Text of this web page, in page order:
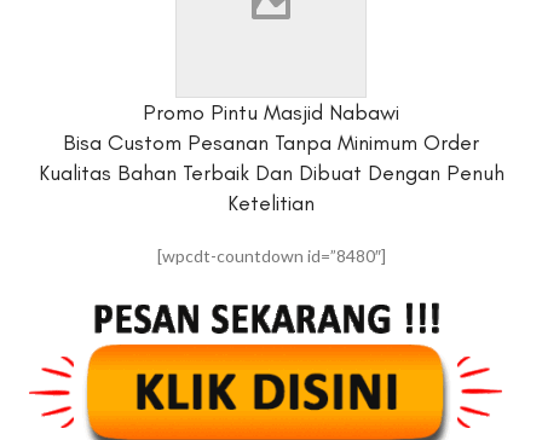
Promo Pintu Masjid Nabawi
Bisa Custom Pesanan Tanpa Minimum Order
Kualitas Bahan Terbaik Dan Dibuat Dengan Penuh
Ketelitian
[wpcdt-countdown id=”8480″]